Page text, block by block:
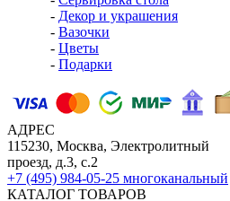
- Декор и украшения
- Вазочки
- Цветы
- Подарки
АДРЕС
115230, Москва, Электролитный
проезд, д.3, с.2
+7 (495) 984-05-25 многоканальный
КАТАЛОГ ТОВАРОВ